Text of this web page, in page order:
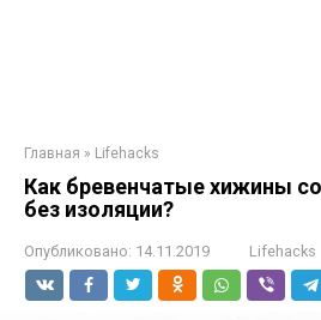
Главная » Lifehacks
Как бревенчатые хижины
без изоляции?
Опубликовано: 14.11.2019 Lifehacks